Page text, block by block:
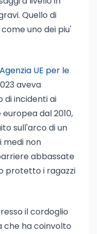
Quello di
uno dei piu'
UE per le
aveva
di incidenti ai
dal 2010,
sull'arco di un
medi non
abbassate
protetto i ragazzi
il cordoglio
che ha coinvolto